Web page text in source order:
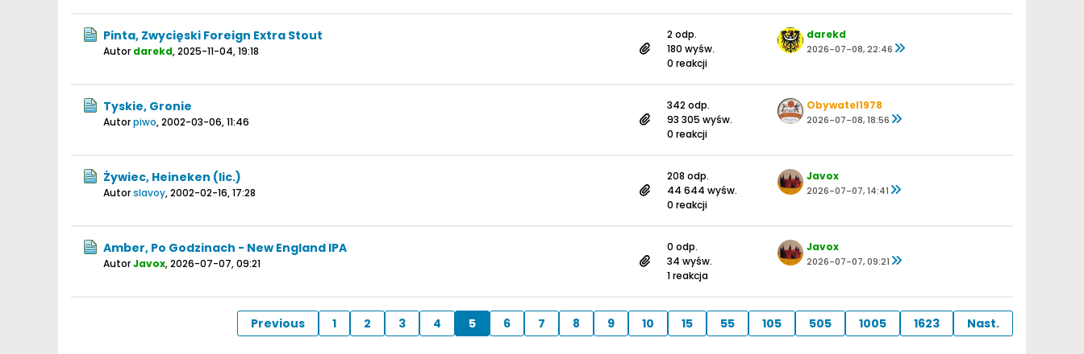
Pinta, Zwycięski Foreign Extra Stout
Autor darekd,2025-11-04, 19:18
2 odp.
180 wyśw.
0 reakcji
darekd
2026-07-08, 22:46
Tyskie, Gronie
Autorpiwo,2002-03-06, 11:46
342 odp.
93 305 wyśw.
0 reakcji
Obywatel1978
2026-07-08, 18:56
Żywiec, Heineken (lic.)
Autorslavoy,2002-02-16, 17:28
208 odp.
44 644 wyśw.
0 reakcji
Javox
2026-07-07, 14:41
Amber, Po Godzinach - New England IPA
AutorJavox,2026-07-07, 09:21
0 odp.
34 wyśw.
1 reakcja
Javox
2026-07-07, 09:21
Previous 1 2 3 4 5 6 7 8 9 10 15 55 105 505 1005 1623 Nast.